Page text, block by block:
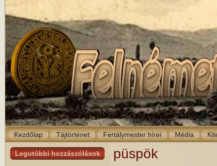
Kezdőlap Tájtörténet Fertálymester hírei Média
Legutóbbi hozzászólások püspök